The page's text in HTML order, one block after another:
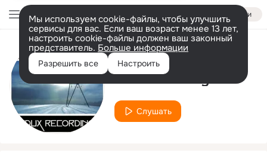
Войти
Мы используем cookie-файлы, чтобы улучшить
сервисы для вас. Если ваш возраст менее 13 лет,
настроить cookie-файлы должен ваш законный
представитель. Больше информации
Разрешить все Настроить
Исполнитель
Vlad Zelinskiy
Слушать